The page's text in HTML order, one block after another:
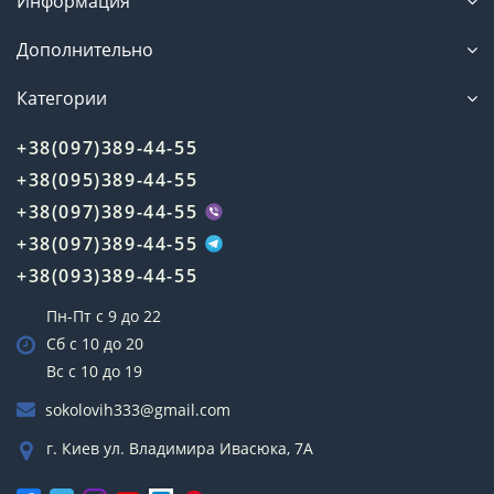
телекоммуникационного оборудования как бренд,
потребностей пользователей в качественной
основания компании менее известна, Kunruo
простых, но эффективных решениях для усиления
сигнала. Бренд активно сотрудничает с
дистрибьюторами в разных странах, включая
Украину, где его продукция доступна через
специализированные магазины, такие как
555tv.com.ua.
Основные этапы развития:
для мобильных сетей 3G, ориентированных
на бюджетный сегмент.
2018 год:
частоты основных операторов.
поддержкой MIMO для повышения скорости
Дополнительно
Категории
+38(097)389-44-55
+38(095)389-44-55
+38(097)389-44-55
+38(097)389-44-55
+38(093)389-44-55
Пн-Пт с 9 до 22
Сб с 10 до 20
Вс с 10 до 19
sokolovih333@gmail.com
г. Киев ул. Владимира Ивасюка, 7А